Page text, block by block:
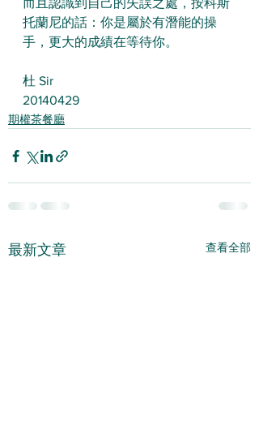
而且認識到自己的失誤之處，按科斯
托蘭尼的話：你是屬於有潛能的操
手，更大的成績在等待你。
杜 Sir
20140429
期權茶餐廳
最新文章 查看全部